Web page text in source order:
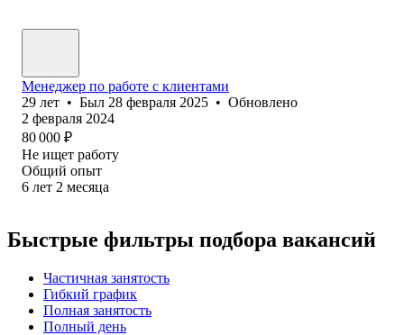
Менеджер по работе с клиентами
29 лет • Был 28 февраля 2025 • Обновлено
2 февраля 2024
80 000 ₽
Не ищет работу
Общий опыт
6 лет 2 месяца
Быстрые фильтры подбора вакансий
Частичная занятость
Гибкий график
Полная занятость
Полный день